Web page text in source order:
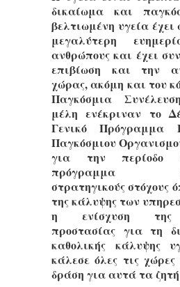
δικαίωμα και
βελτιωμένη υγεία
μεγαλύτερη
ανθρώπους και έχει
επιβίωση και την
χώρας, ακόμη και του
Παγκόσμια
μέλη ενέκριναν το
Γενικό Πρόγραμμα
Παγκόσμιου
για την περίοδο
πρόγραμμα
στρατηγικούς στόχους
της κάλυψης των
η ενίσχυση της
προστασίας για τη
καθολικής κάλυψης
κάλεσε όλες τις
δράση για αυτά τα